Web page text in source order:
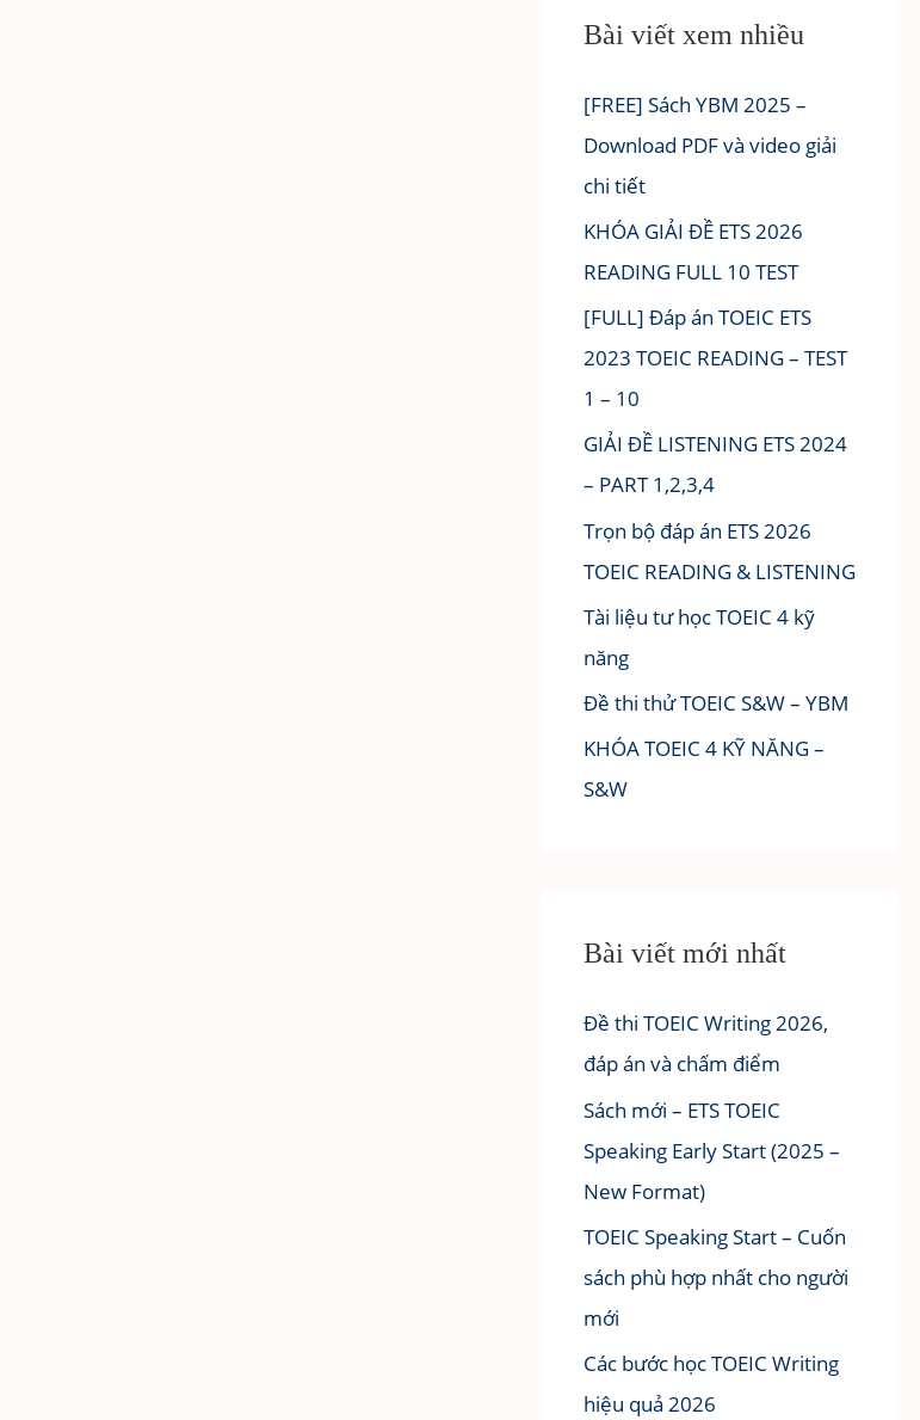
Bài viết xem nhiều
[FREE] Sách YBM 2025 –
Download PDF và video giải
chi tiết
KHÓA GIẢI ĐỀ ETS 2026
READING FULL 10 TEST
[FULL] Đáp án TOEIC ETS
2023 TOEIC READING – TEST
1 – 10
GIẢI ĐỀ LISTENING ETS 2024
– PART 1,2,3,4
Trọn bộ đáp án ETS 2026
TOEIC READING & LISTENING
Tài liệu tư học TOEIC 4 kỹ
năng
Đề thi thử TOEIC S&W – YBM
KHÓA TOEIC 4 KỸ NĂNG –
S&W
Bài viết mới nhất
Đề thi TOEIC Writing 2026,
đáp án và chấm điểm
Sách mới – ETS TOEIC
Speaking Early Start (2025 –
New Format)
TOEIC Speaking Start – Cuốn
sách phù hợp nhất cho người
mới
Các bước học TOEIC Writing
hiệu quả 2026